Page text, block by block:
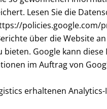
Lesen Sie die
policies.google.com/
über die Website
Google kann
im Auftrag von
erhaltenen